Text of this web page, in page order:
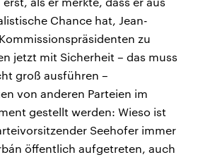
Chance hat, Jean-
zu
jetzt mit Sicherheit – das muss
groß ausführen –
von anderen Parteien im
gestellt werden: Wieso ist
Seehofer immer
öffentlich aufgetreten, auch